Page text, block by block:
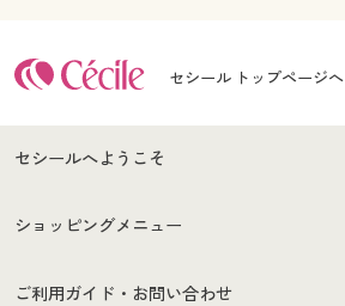
セシール トップページへ
セシールへようこそ
はじめての方へ
セシールご利用規約
ショッピングメニュー
商品カテゴリ
ご利用ガイド・お問い合わせ